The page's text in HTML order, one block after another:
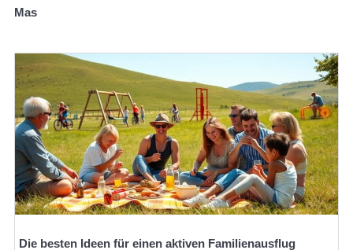
Mas
Die besten Ideen für einen aktiven Familienausflug